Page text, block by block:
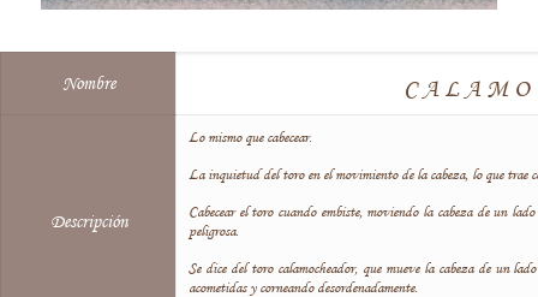
Nombre
Descripción
Lo mismo que cabecear.
La inquietud del toro en el movimiento de la cabeza, lo que trae
Cabecear el toro cuando embiste, moviendo la cabeza de un
peligrosa.
Se dice del toro calamocheador, que mueve la cabeza de un
acometidas y corneando desordenadamente.